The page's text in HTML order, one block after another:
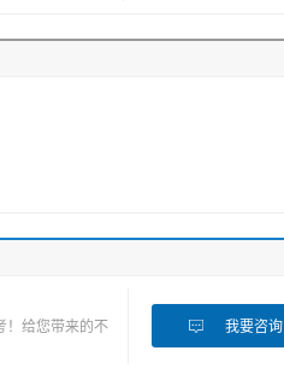
！给您带来的不
我要咨询